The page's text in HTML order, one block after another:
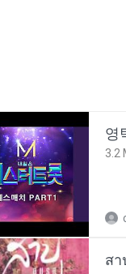
영
3.2
สา